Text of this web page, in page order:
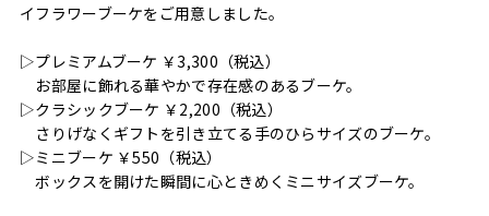
イフラワーブーケをご用意しました。
▷プレミアムブーケ ￥3,300（税込）
お部屋に飾れる華やかで存在感のあるブーケ。
▷クラシックブーケ ￥2,200（税込）
さりげなくギフトを引き立てる手のひらサイズのブーケ。
▷ミニブーケ ￥550（税込）
ボックスを開けた瞬間に心ときめくミニサイズブーケ。